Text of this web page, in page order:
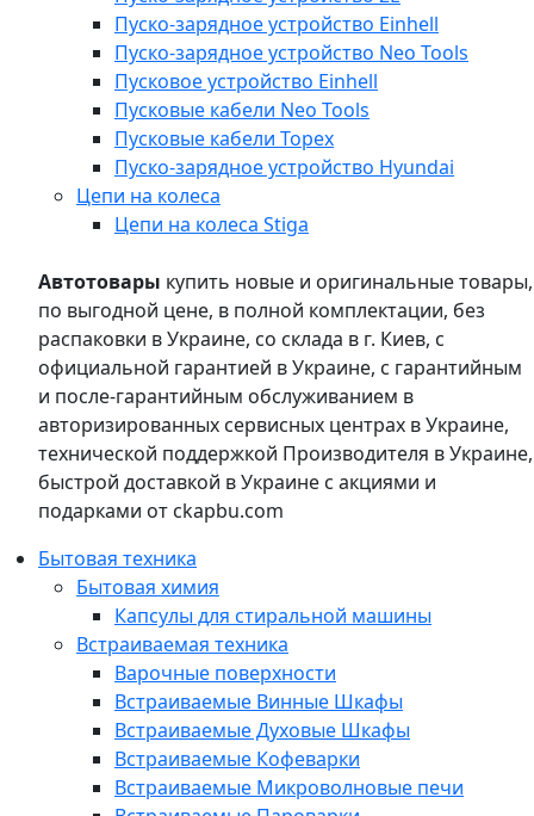
Пуско-зарядное устройство Einhell
Пуско-зарядное устройство Neo Tools
Пусковое устройство Einhell
Пусковые кабели Neo Tools
Пусковые кабели Topex
Пуско-зарядное устройство Hyundai
Цепи на колеса
Цепи на колеса Stiga
Автотовары купить новые и оригинальные товары,
по выгодной цене, в полной комплектации, без
распаковки в Украине, со склада в г. Киев, с
официальной гарантией в Украине, с гарантийным
и после-гарантийным обслуживанием в
авторизированных сервисных центрах в Украине,
технической поддержкой Производителя в Украине,
быстрой доставкой в Украине с акциями и
подарками от ckapbu.com
Бытовая техника
Бытовая химия
Капсулы для стиральной машины
Встраиваемая техника
Варочные поверхности
Встраиваемые Винные Шкафы
Встраиваемые Духовые Шкафы
Встраиваемые Кофеварки
Встраиваемые Микроволновые печи